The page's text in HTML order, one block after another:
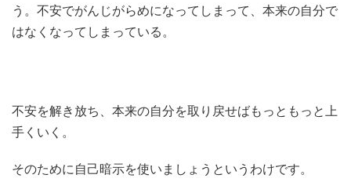
う。不安でがんじがらめになってしまって、本来の自分で
はなくなってしまっている。
不安を解き放ち、本来の自分を取り戻せばもっともっと上
手くいく。
そのために自己暗示を使いましょうというわけです。